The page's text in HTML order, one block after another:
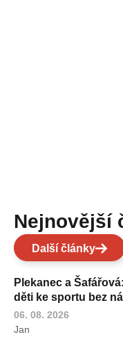
Další články
Plekanec a
děti ke sportu bez
06. 08. 2026
Jan